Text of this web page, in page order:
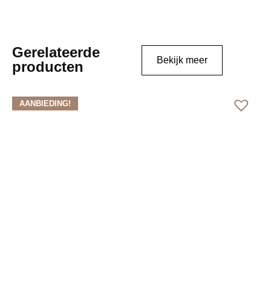
Gerelateerde
producten
Bekijk meer
AANBIEDING!